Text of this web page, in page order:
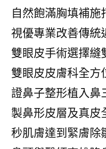
自然飽滿胸填補
視優專業改善傳統
雙眼皮手術選擇縫
雙眼皮皮膚科全方
證鼻子整形植入鼻
製鼻形皮層及真皮
秒肌膚達到緊膚除